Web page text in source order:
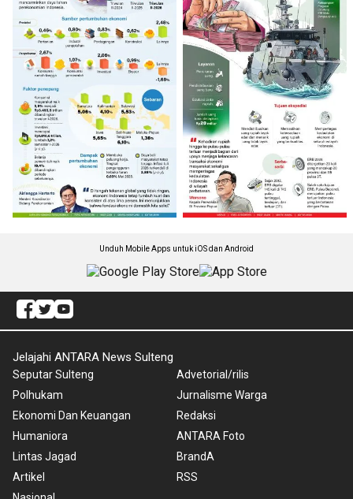
Unduh Mobile Apps untuk iOS dan Android
Jelajahi ANTARA News Sulteng
Seputar Sulteng
Polhukam
Ekonomi Dan Keuangan
Humaniora
Lintas Jagad
Artikel
Advetorial/rilis
Jurnalisme Warga
Redaksi
ANTARA Foto
BrandA
RSS